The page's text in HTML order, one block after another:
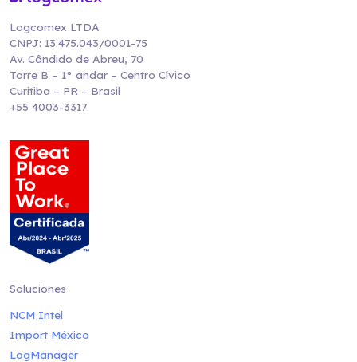
Logcomex LTDA
CNPJ: 13.475.043/0001-75
Av. Cândido de Abreu, 70
Torre B – 1° andar – Centro Cívico
Curitiba – PR – Brasil
+55 4003-3317
Soluciones
NCM Intel
Import México
LogManager